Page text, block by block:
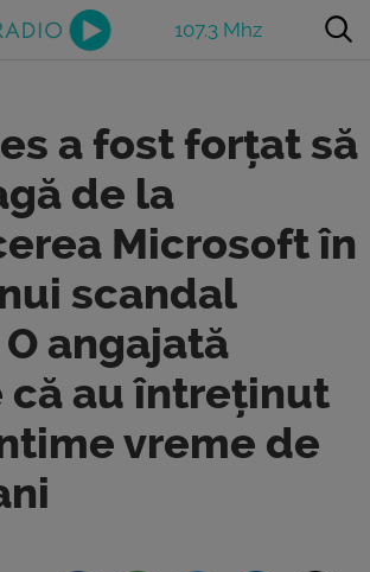
107.3 Mhz
a fost forțat să
de la
Microsoft în
scandal
angajată
că au întreținut
vreme de